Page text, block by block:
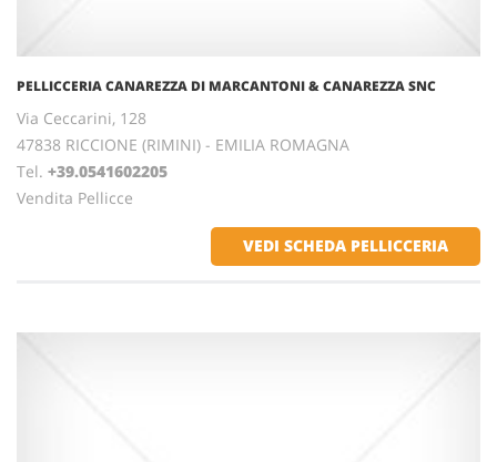
PELLICCERIA CANAREZZA DI MARCANTONI & CANAREZZA SNC
Via Ceccarini, 128
47838 RICCIONE (RIMINI) - EMILIA ROMAGNA
Tel. +39.0541602205
Vendita Pellicce
VEDI SCHEDA PELLICCERIA